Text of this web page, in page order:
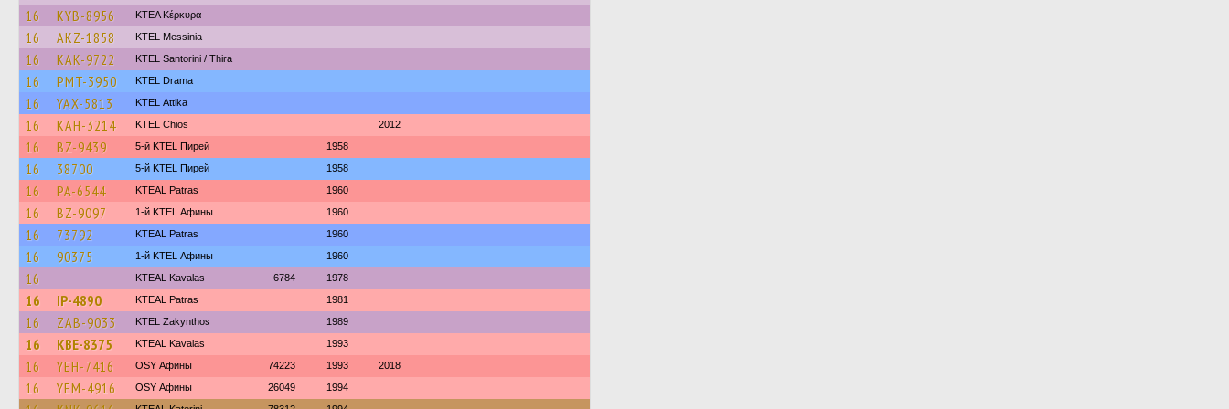
16 KYB-8956 ΚΤΕΛ Κέρκυρα
16 AKZ-1858 KTEL Messinia
16 KAK-9722 KTEL Santorini / Thira
16 PMT-3950 KTEL Drama
16 YAX-5813 KΤΕL Αttika
16 KAH-3214 KTEL Chios 2012
16 BZ-9439 5-й KTEL Пирей 1958
16 38700 5-й KTEL Пирей 1958
16 PA-6544 KTEAL Patras 1960
16 BZ-9097 1-й KTEL Афины 1960
16 73792 KTEAL Patras 1960
16 90375 1-й KTEL Афины 1960
16 KTEAL Kavalas 6784 1978
16 IP-4890 KTEAL Patras 1981
16 ZAB-9033 KTEL Zakynthos 1989
16 KBE-8375 KTEAL Kavalas 1993
16 YEH-7416 OSY Афины 74223 1993 2018
16 YEM-4916 OSY Афины 26049 1994